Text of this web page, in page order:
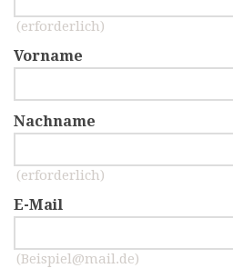
(erforderlich)
Vorname
Nachname
(erforderlich)
E-Mail
(Beispiel@mail.de)